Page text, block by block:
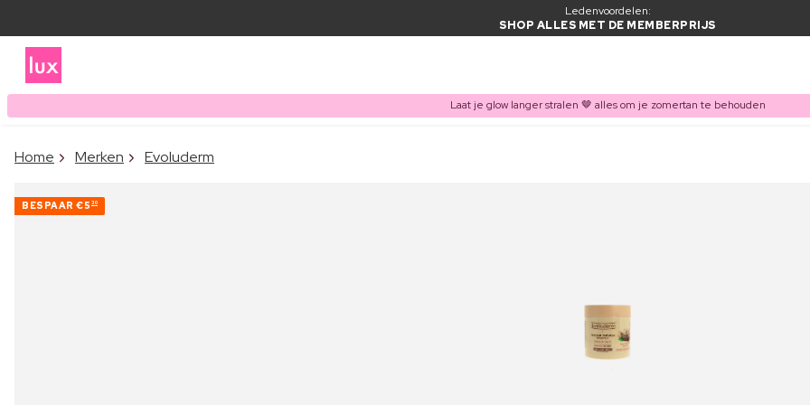
Ledenvoordelen:
SHOP ALLES MET DE MEMBERPRIJS
Laat je glow langer stralen 🤎 alles om je zomertan te behouden
Home Merken Evoluderm
BESPAAR €5 30